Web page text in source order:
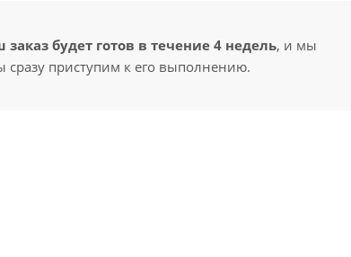
заказ будет готов в течение 4 недель, и мы
сразу приступим к его выполнению.